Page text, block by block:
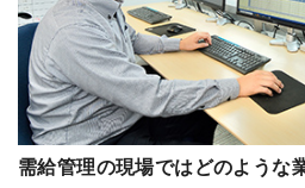
需給管理の現場ではどのような